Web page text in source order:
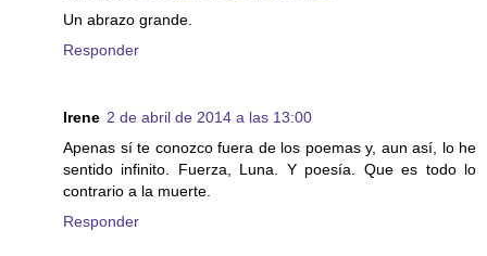
Un abrazo grande.
Responder
Irene 2 de abril de 2014 a las 13:00
Apenas sí te conozco fuera de los poemas y, aun así, lo he
sentido infinito. Fuerza, Luna. Y poesía. Que es todo lo
contrario a la muerte.
Responder